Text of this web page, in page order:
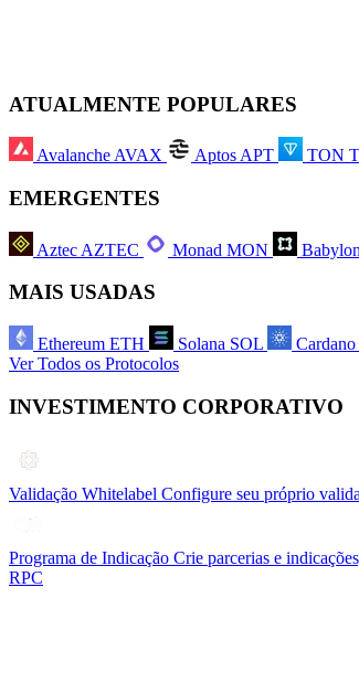
ATUALMENTE POPULARES
Avalanche AVAX Aptos APT TON
EMERGENTES
Aztec AZTEC Monad MON Babylon
MAIS USADAS
Ethereum ETH Solana SOL Cardano
Ver Todos os Protocolos
INVESTIMENTO CORPORATIVO
Validação Whitelabel Configure seu próprio
Programa de Indicação Crie parcerias e
RPC